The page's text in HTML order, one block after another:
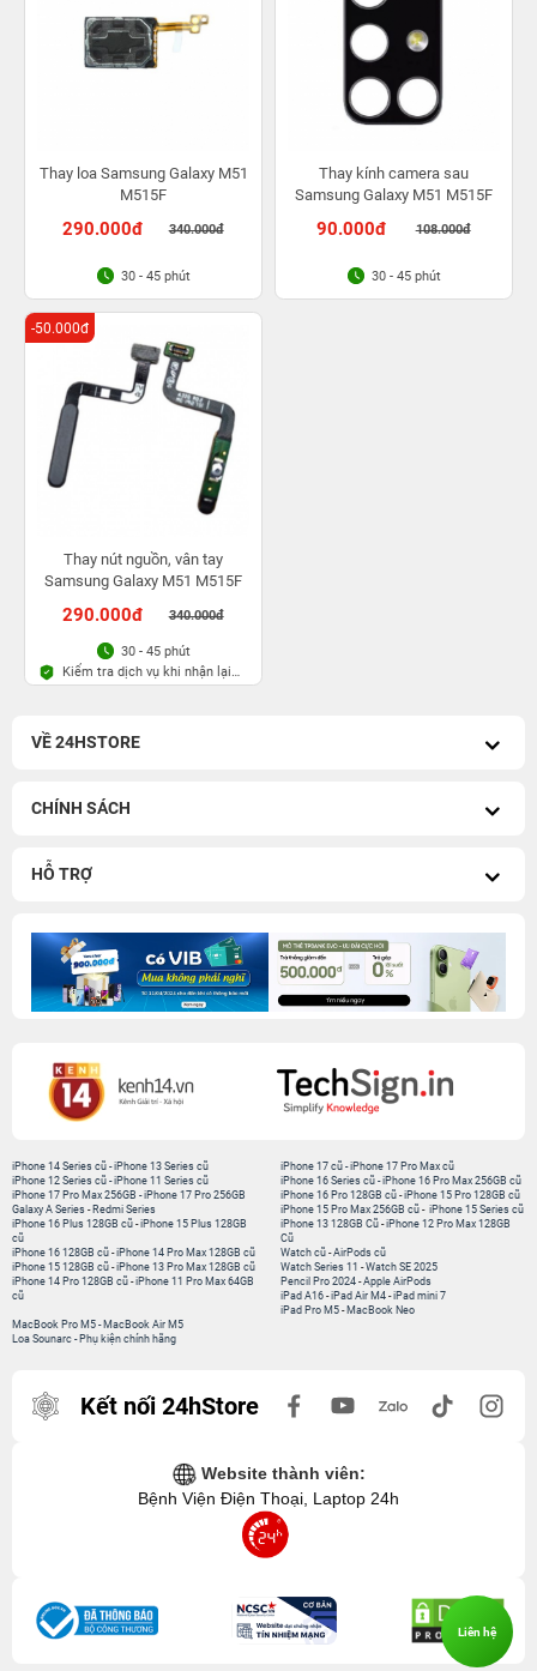
Thay loa Samsung Galaxy M51
M515F
290.000đ 340.000đ
30 - 45 phút
Thay kính camera sau
Samsung Galaxy M51 M515F
90.000đ 108.000đ
30 - 45 phút
Thay nút nguồn, vân tay
Samsung Galaxy M51 M515F
290.000đ 340.000đ
-50.000đ
30 - 45 phút
Kiểm tra dịch vụ khi nhận lại
máy
VỀ 24HSTORE
CHÍNH SÁCH
HỖ TRỢ
iPhone 14 Series cũ -iPhone 13 Series cũ
iPhone 12 Series cũ -iPhone 11 Series cũ
iPhone 17 Pro Max 256GB -iPhone 17 Pro 256GB
Galaxy A Series - Redmi Series
iPhone 17 cũ -iPhone 17 Pro Max cũ
iPhone 16 Series cũ - iPhone 16 Pro Max 256GB cũ
iPhone 16 Pro 128GB cũ -iPhone 15 Pro 128GB cũ
iPhone 15 Pro Max 256GB cũ - iPhone 15 Series cũ
iPhone 16 Plus 128GB cũ -iPhone 15 Plus 128GB
cũ
iPhone 16 128GB cũ -iPhone 14 Pro Max 128GB cũ
iPhone 15 128GB cũ -iPhone 13 Pro Max 128GB cũ
iPhone 14 Pro 128GB cũ -iPhone 11 Pro Max 64GB
cũ
iPhone 13 128GB Cũ -iPhone 12 Pro Max 128GB
Cũ
Watch cũ -AirPods cũ
Watch Series 11 -Watch SE 2025
Pencil Pro 2024 -Apple AirPods
iPad A16 -iPad Air M4 -iPad mini 7
iPad Pro M5 - MacBook Neo
MacBook Pro M5 - MacBook Air M5
Loa Sounarc - Phụ kiện chính hãng
Kết nối 24hStore
Website thành viên:
Bệnh Viện Điện Thoại, Laptop 24h
Liên hệ